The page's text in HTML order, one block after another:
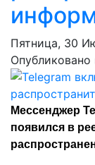
Пятница, 30
Опубликовано
Мессенджер
появился в